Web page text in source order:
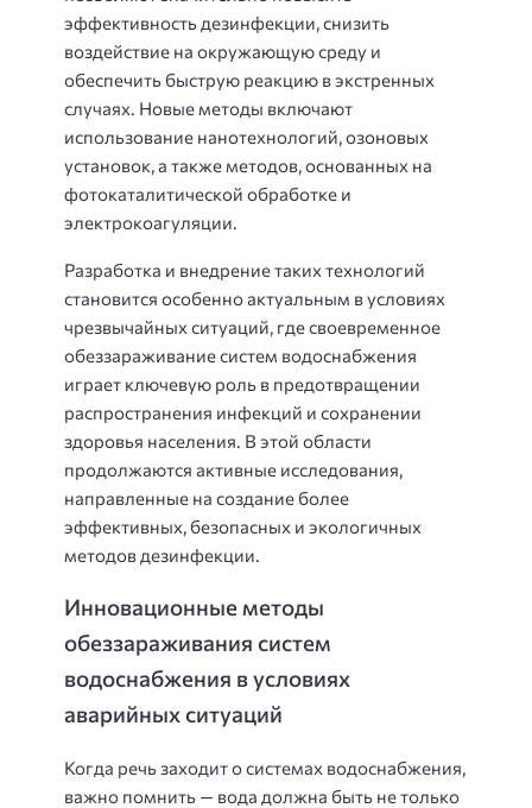
эффективность дезинфекции, снизить
воздействие на окружающую среду и
обеспечить быструю реакцию в экстренных
случаях. Новые методы включают
использование нанотехнологий, озоновых
установок, а также методов, основанных на
фотокаталитической обработке и
электрокоагуляции.
Разработка и внедрение таких технологий
становится особенно актуальным в условиях
чрезвычайных ситуаций, где своевременное
обеззараживание систем водоснабжения
играет ключевую роль в предотвращении
распространения инфекций и сохранении
здоровья населения. В этой области
продолжаются активные исследования,
направленные на создание более
эффективных, безопасных и экологичных
методов дезинфекции.
Инновационные методы
обеззараживания систем
водоснабжения в условиях
аварийных ситуаций
Когда речь заходит о системах водоснабжения,
важно помнить — вода должна быть не только